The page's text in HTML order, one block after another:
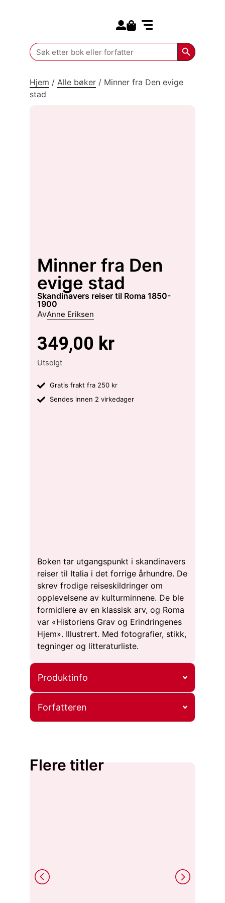
Search
for:
Search
Hjem / Alle bøker / Minner fra Den evige
stad
Minner fra Den
evige stad
skandinavers reiser til Roma 1850-
1900
AvAnne Eriksen
349,00 kr
Utsolgt
Gratis frakt fra 250 kr
Sendes innen 2 virkedager
Boken tar utgangspunkt i skandinavers
reiser til Italia i det forrige århundre. De
skrev frodige reiseskildringer om
opplevelsene av kulturminnene. De ble
formidlere av en klassisk arv, og Roma
var «Historiens Grav og Erindringenes
Hjem». Illustrert. Med fotografier, stikk,
tegninger og litteraturliste.
Produktinfo
Forfatteren
Flere titler